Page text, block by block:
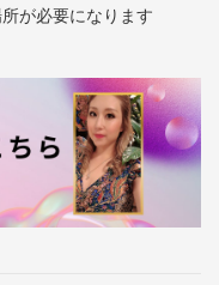
が必要になります